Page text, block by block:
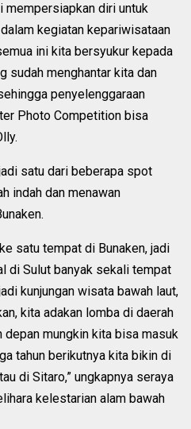
mempersiapkan diri untuk
kegiatan kepariwisataan
ini kita bersyukur kepada
sudah menghantar kita dan
penyelenggaraan
Photo Competition bisa
satu dari beberapa spot
indah dan menawan
satu tempat di Bunaken, jadi
di Sulut banyak sekali tempat
kunjungan wisata bawah laut,
kita adakan lomba di daerah
depan mungkin kita bisa masuk
tahun berikutnya kita bikin di
di Sitaro,” ungkapnya seraya
kelestarian alam bawah